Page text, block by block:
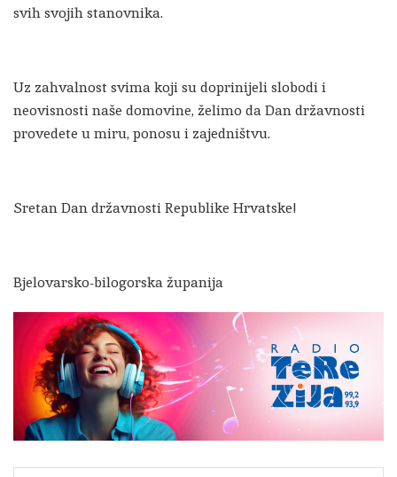
svih svojih stanovnika.
Uz zahvalnost svima koji su doprinijeli slobodi i
neovisnosti naše domovine, želimo da Dan državnosti
provedete u miru, ponosu i zajedništvu.
Sretan Dan državnosti Republike Hrvatske!
Bjelovarsko-bilogorska županija